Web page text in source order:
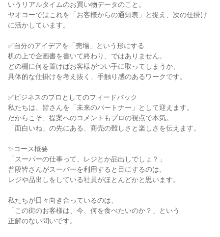
いうリアルタイムのお買い物データのこと。
ヤオコーではこれを「お客様からの通知表」と捉え、次の仕掛け
に活かしています。
✅自分のアイデアを「売場」という形にする
机の上で企画書を書いて終わり、ではありません。
どの棚に何を置けばお客様がつい手に取ってしまうか、
具体的な仕掛けを考え抜く、手触り感のあるワークです。
✅ビジネスのプロとしてのフィードバック
私たちは、皆さんを「未来のパートナー」として迎えます。
だからこそ、提案へのコメントもプロの視点で本気。
「面白いね」の先にある、商売の難しさと楽しさを伝えます。
✨コース概要
「スーパーの仕事って、レジとか品出しでしょ？」
普段皆さんがスーパーを利用すると目にするのは、
レジや品出しをしている社員がほとんどかと思います。
私たちが日々向き合っているのは、
「この街のお客様は、今、何を食べたいのか？」という
正解のない問いです。